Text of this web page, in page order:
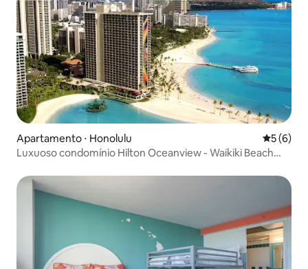
Apartamento ⋅ Honolulu 5 de
5 (6)
Luxuoso condomínio Hilton Oceanview - Waikiki Beach